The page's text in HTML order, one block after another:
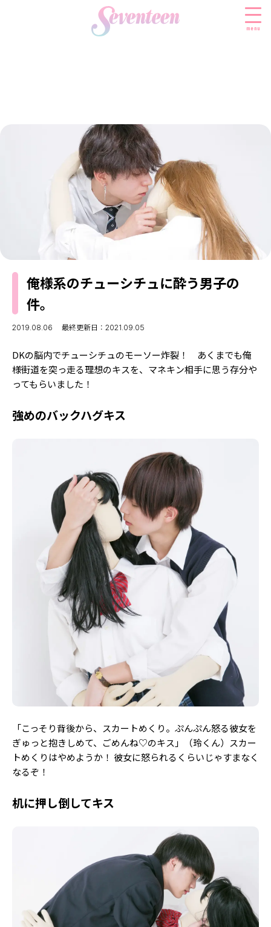
menu
ファッションニュース
モデル私服
ビューティニュース
トレンドメイク
ベストコスメ
ヘアアレンジ・ヘアケア
スキンケア
ボディケア
SCHOOL
スクールニュース
制服コーデ
学校ヘアメイク
勉強・受験・進路
ENTERTAINMENT
エンタメニュース
なにわ男子
LIFESTYLE
ライフスタイルニュース
JKランキング・アワード
モデルの購入品
おでかけ
JK TREND
MODELS
MODEL'S BLOG
TikTok
Instagram
YouTube
ゲッターズ飯田
MISS SEVENTEEN
バックナンバー
INFORMATION
Seventeen
について
Follow us
ST member
新規会員登録・ログイン
俺様系のチューシチュに酔う男子の
件。
2019.08.06 最終更新日：2021.09.05
DKの脳内でチューシチュのモーソー炸裂！ あくまでも俺
様街道を突っ走る理想のキスを、マネキン相手に思う存分や
ってもらいました！
強めのバックハグキス
「こっそり背後から、スカートめくり。ぷんぷん怒る彼女を
ぎゅっと抱きしめて、ごめんね♡のキス」（玲くん）スカー
トめくりはやめようか！ 彼女に怒られるくらいじゃすまなく
なるぞ！
机に押し倒してキス